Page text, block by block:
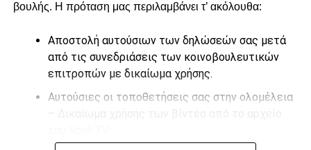
βουλής. Η πρόταση μας περιλαμβάνει τ’ ακόλουθα:
Αποστολή αυτούσιων των δηλώσεών σας μετά
από τις συνεδριάσεις των κοινοβουλευτικών
επιτροπών με δικαίωμα χρήσης.
Αυτούσιες οι τοποθετήσεις σας στην ολομέλεια